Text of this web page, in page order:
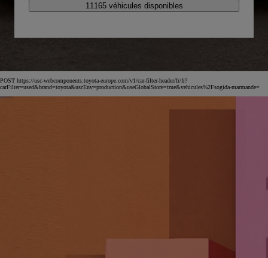
11165 véhicules disponibles
POST https://usc-webcomponents.toyota-europe.com/v1/car-filter-header/fr/fr?
carFilter=used&brand=toyota&uscEnv=production&useGlobalStore=true&vehicules%2Fsogida-marmande=